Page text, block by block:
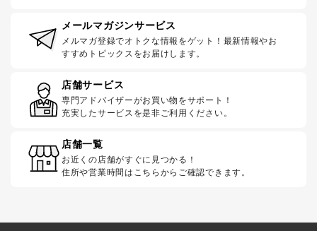
メールマガジンサービス
メルマガ登録でオトクな情報をゲット！最新情報やお
すすめトピックスをお届けします。
店舗サービス
専門アドバイザーがお買い物をサポート！
充実したサービスを是非ご利用ください。
店舗一覧
お近くの店舗がすぐに見つかる！
住所や営業時間はこちらからご確認できます。